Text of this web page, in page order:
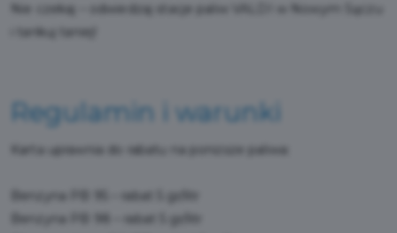
Nie czekaj – odwiedzaj stacje paliw VALDI w Nowym Sączu
i tankuj taniej!
Regulamin i warunki
Karta uprawnia do rabatu na poniższe paliwa:
Benzyna PB 95 – rabat 5 gr/litr
Benzyna PB 98 – rabat 5 gr/litr